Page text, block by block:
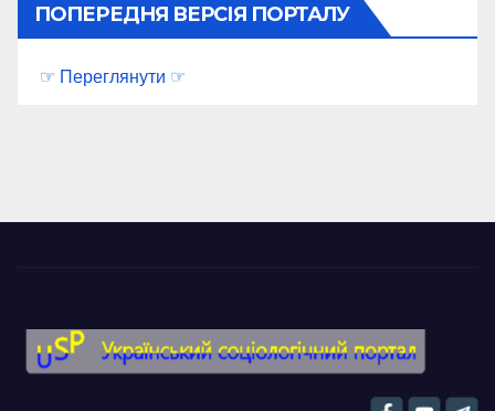
ПОПЕРЕДНЯ ВЕРСІЯ ПОРТАЛУ
☞ Переглянути ☞